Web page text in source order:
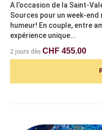
A l’occasion de la Saint-
Sources pour un week-end
humeur! En couple, entre
expérience unique...
2 jours dès CHF 455.00